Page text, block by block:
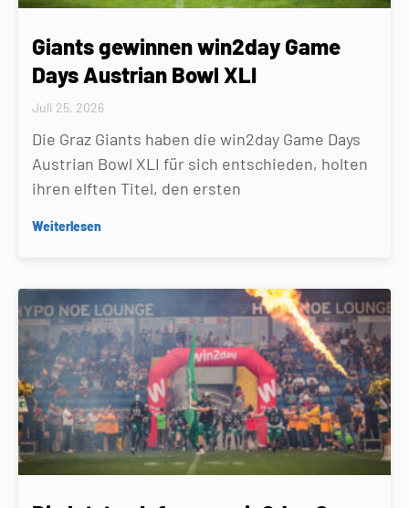
Giants gewinnen win2day Game
Days Austrian Bowl XLI
Juli 25, 2026
Die Graz Giants haben die win2day Game Days
Austrian Bowl XLI für sich entschieden, holten
ihren elften Titel, den ersten
Weiterlesen